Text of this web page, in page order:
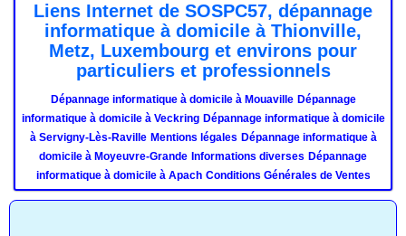
Liens Internet de SOSPC57, dépannage
informatique à domicile à Thionville,
Metz, Luxembourg et environs pour
particuliers et professionnels
Dépannage informatique à domicile à Mouaville Dépannage
informatique à domicile à Veckring Dépannage informatique à domicile
à Servigny-Lès-Raville Mentions légales Dépannage informatique à
domicile à Moyeuvre-Grande Informations diverses Dépannage
informatique à domicile à Apach Conditions Générales de Ventes